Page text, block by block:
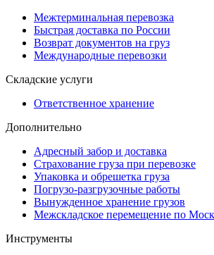
Межтерминальная перевозка
Быстрая доставка по России
Возврат документов на груз
Международные перевозки
Складские услуги
Ответственное хранение
Дополнительно
Адресный забор и доставка
Страхование груза при перевозке
Упаковка и обрешетка груза
Погрузо-разгрузочные работы
Вынужденное хранение грузов
Межскладское перемещение по
Инструменты